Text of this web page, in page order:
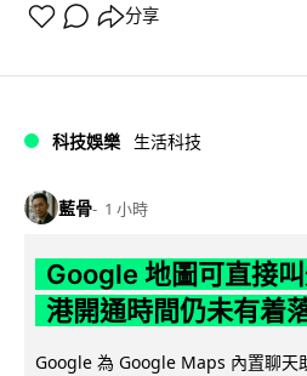
分享
科技娛樂 生活科技
藍骨 1 小時
Google 地圖可直接
港開通時間仍未有着
Google 為 Google Maps 內置聊天